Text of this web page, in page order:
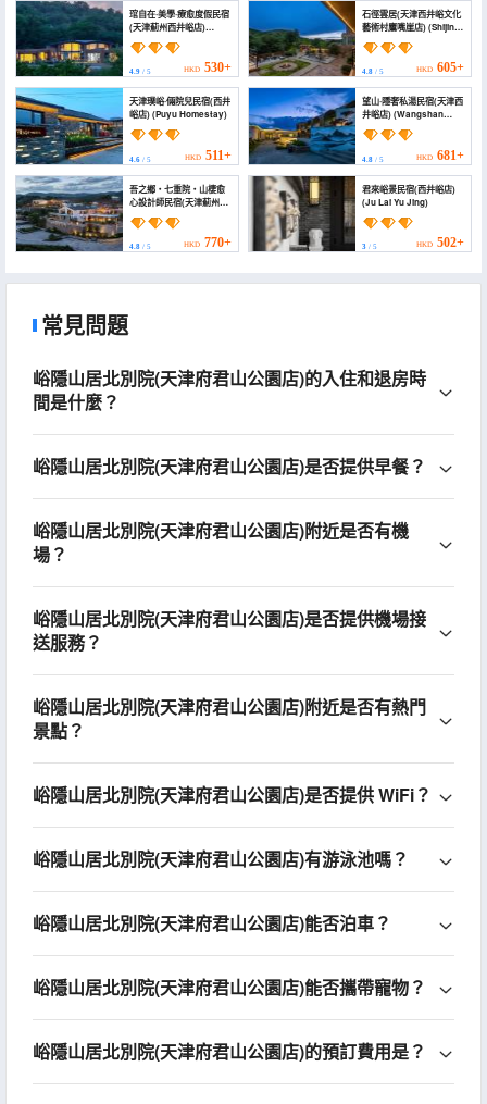
琯自在·美學·療愈度假民宿
(天津薊州西井峪店)
(Guanzizai-aestheics-
Homestay)
4.9 / 5 HKD 530+
石徑雲居(天津西井峪文化
藝術村鷹嘴崖店) (Shijing
Yunju Hotel (Tianjin
Xijingyu))
4.8/ 5 HKD 605+
天津璞峪·倆院兒民宿(西井
峪店) (Puyu Homestay)
4.6 / 5 HKD 511+
望山·隱奢私湯民宿(天津西
井峪店) (Wangshan
Private Tang Homestay
(Tianjin Xijingyu
4.8/ 5 HKD 681+
吾之鄉・七重院・山棲愈
心設計師民宿(天津薊州店)
(My Hometown
Qizhongyuan Designer
B&B (Tianjin Jizhou
Branch))
4.8 / 5 HKD 770+
君來峪景民宿(西井峪店)
(Ju Lai Yu Jing)
3/ 5 HKD 502+
常見問題
峪隱山居北別院(天津府君山公園店)的入住和退房時
間是什麼？
峪隱山居北別院(天津府君山公園店)是否提供早餐？
峪隱山居北別院(天津府君山公園店)附近是否有機
場？
峪隱山居北別院(天津府君山公園店)是否提供機場接
送服務？
峪隱山居北別院(天津府君山公園店)附近是否有熱門
景點？
峪隱山居北別院(天津府君山公園店)是否提供 WiFi？
峪隱山居北別院(天津府君山公園店)有游泳池嗎？
峪隱山居北別院(天津府君山公園店)能否泊車？
峪隱山居北別院(天津府君山公園店)能否攜帶寵物？
峪隱山居北別院(天津府君山公園店)的預訂費用是？